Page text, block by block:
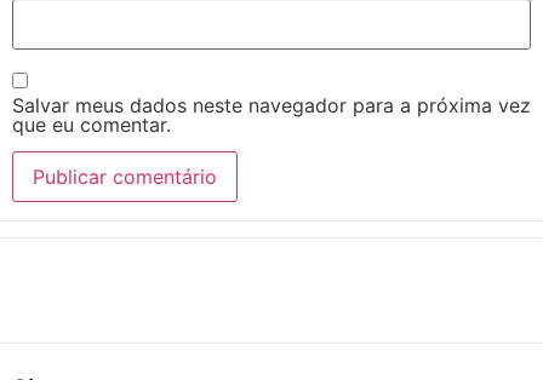
Salvar meus dados neste navegador para a próxima vez
que eu comentar.